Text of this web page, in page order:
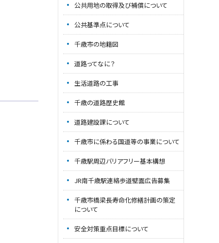
公共用地の取得及び補償について
公共基準点について
千歳市の地籍図
道路ってなに？
生活道路の工事
千歳の道路歴史館
道路建設課について
千歳市に係わる国道等の事業について
千歳駅周辺バリアフリー基本構想
JR南千歳駅連絡歩道壁面広告募集
千歳市橋梁長寿命化修繕計画の策定
について
安全対策重点目標について